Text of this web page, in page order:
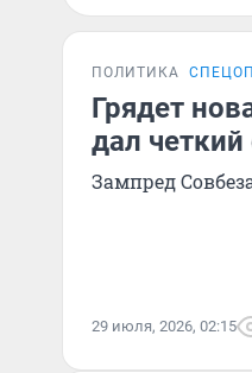
ПОЛИТИКА
Грядет
дал четкий
Зампред
29 июля, 2026, 02:15